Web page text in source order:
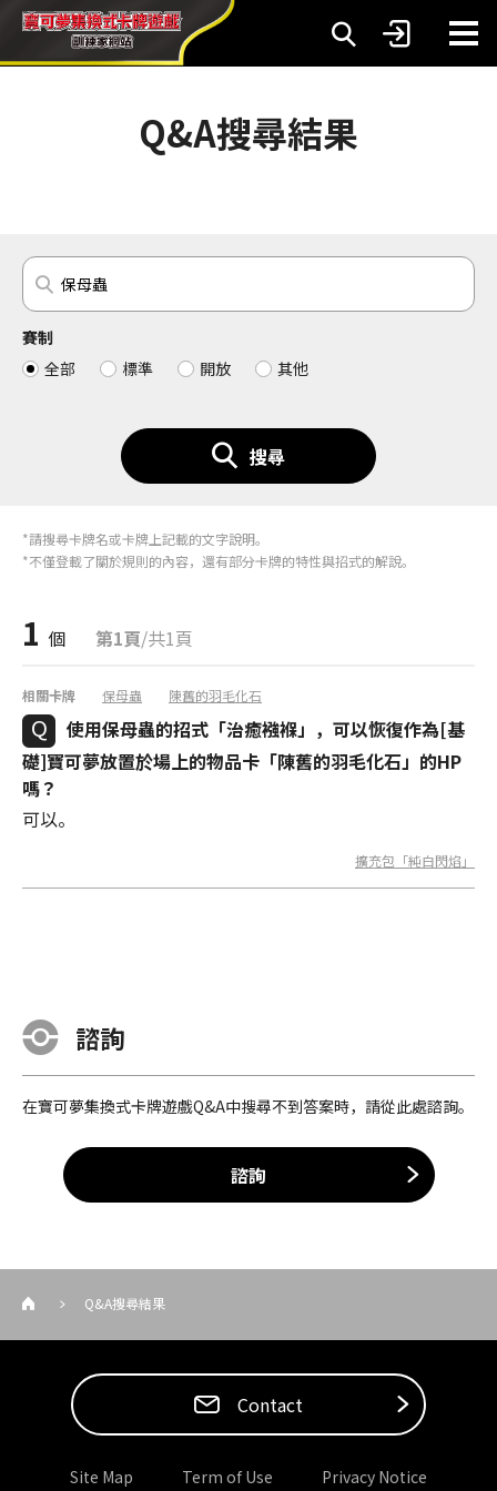
Q&A搜尋結果
賽制
全部
標準 開放 其他
搜尋
*請搜尋卡牌名或卡牌上記載的文字說明。
*不僅登載了關於規則的內容，還有部分卡牌的特性與招式的解說。
1 個 第1頁/共1頁
相關卡牌 保母蟲 陳舊的羽毛化石
使用保母蟲的招式「治癒襁褓」，可以恢復作為[基
礎]寶可夢放置於場上的物品卡「陳舊的羽毛化石」的HP
嗎？
可以。
擴充包「純白閃焰」
諮詢
在寶可夢集換式卡牌遊戲Q&A中搜尋不到答案時，請從此處諮詢。
諮詢
Q&A搜尋結果
Contact
Site Map Term of Use Privacy Notice